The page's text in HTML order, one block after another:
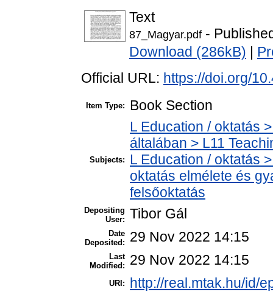
Text
87_Magyar.pdf -
Download (286kB)
Official URL: https://doi.org/
Item Type: Book Section
Subjects:
L Education / oktatás
általában > L11
L Education / oktatás
oktatás elmélete és
felsőoktatás
Depositing
User: Tibor Gál
Date
Deposited:
29 Nov 2022 14:15
Last
Modified:
29 Nov 2022 14:15
URI: http://real.mtak.hu/id/